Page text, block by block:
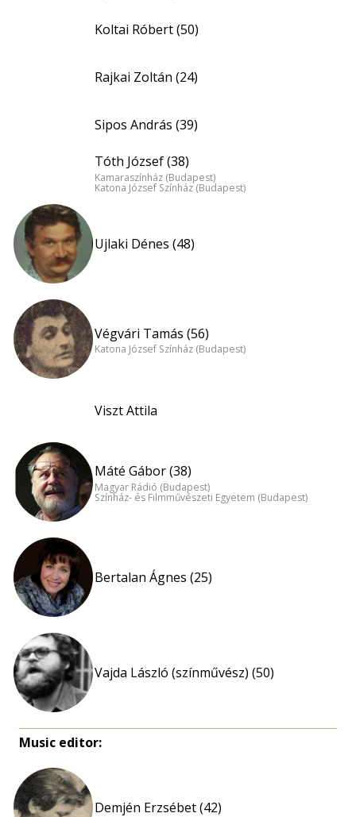
Koltai Róbert (50)
Rajkai Zoltán (24)
Sipos András (39)
Tóth József (38)
Kamaraszínház (Budapest)
Katona József Színház (Budapest)
Ujlaki Dénes (48)
Végvári Tamás (56)
Katona József Színház (Budapest)
Viszt Attila
Máté Gábor (38)
Magyar Rádió (Budapest)
Színház- és Filmművészeti Egyetem (Budapest)
Bertalan Ágnes (25)
Vajda László (színművész) (50)
Music editor:
Demjén Erzsébet (42)